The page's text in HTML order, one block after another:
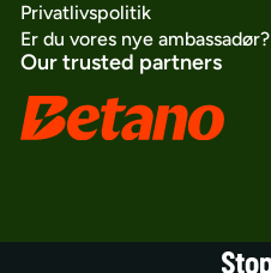
Privatlivspolitik
Er du vores nye ambassadør?
Our trusted partners